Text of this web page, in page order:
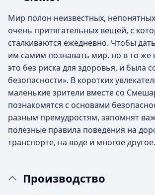
Мир полон неизвестных,
очень притягательных вещей, с
сталкиваются ежедневно. Чтобы
им самим познавать мир, но в то же
это без риска для здоровья, и была
безопасности». В коротких
маленькие зрители вместе со
познакомятся с основами
разным премудростям, запомнят
полезные правила поведения на
транспорте, на воде и многое
Производство